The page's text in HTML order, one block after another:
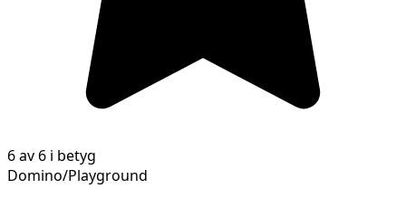
6 av 6 i betyg
Domino/Playground